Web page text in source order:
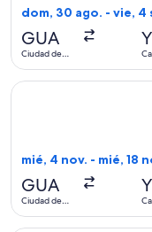
dom, 30 ago. - vie, 4
GUA
Ciudad de
mié, 4 nov. - mié, 18
GUA
Ciudad de
Seleccionar vuelo de